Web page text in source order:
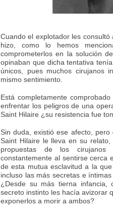
Cuando el explotador les
hizo, como lo hemos
comprometerlos en la solución
opinaban que dicha tentativa
únicos, pues muchos cirujanos
mismo sentimiento.
Está completamente
enfrentar los peligros de una
Saint Hilaire ¿su resistencia fue
Sin duda, existió ese afecto,
Saint Hilaire le lleva en su
propuestas de los
constantemente al sentirse cerca
de esta mutua esclavitud a la
incluso las más secretas e
¿Desde su más tierna infancia,
secreto instinto les hacía avizorar
exponerlos a morir a ambos?